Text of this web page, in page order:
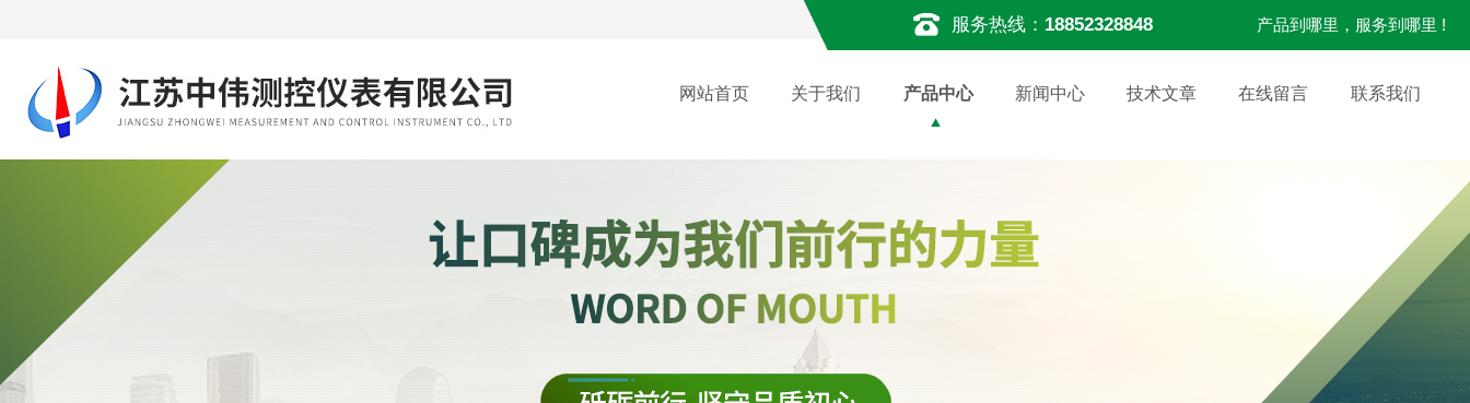
服务热线： 18852328848 产品到哪里，服务到哪里 !
网站首页 关于我们 产品中心 新闻中心 技术文章 在线留言 联系我们